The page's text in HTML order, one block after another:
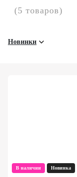
(5 товаров)
Новинки
В наличии Новинка